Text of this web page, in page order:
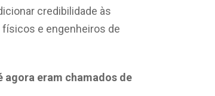
credibilidade às
e engenheiros de
agora eram chamados de